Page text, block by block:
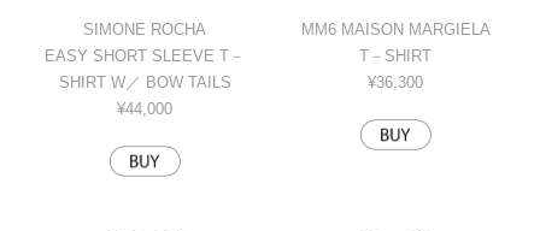
SIMONE ROCHA
EASY SHORT SLEEVE T－
SHIRT W／ BOW TAILS
¥44,000
MM6 MAISON MARGIELA
T－SHIRT
¥36,300